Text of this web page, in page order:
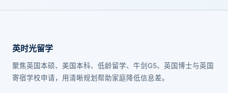
英时光留学
聚焦英国本硕、美国本科、低龄留学、牛剑G5、英国博士与英国
寄宿学校申请，用清晰规划帮助家庭降低信息差。